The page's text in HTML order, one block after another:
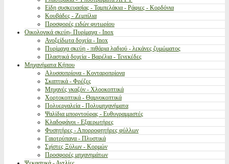
Είδη συσκευασίας - Ταμπελάκια - Ράφιες - Κορδόνια
Κουβάδες - Ζεμπίλια
Προσφορές ειδών φυτωρίου
Οικολογικά σκεύη- Πυρίμαχα - Inox
Ανοξείδωτα δοχεία - Inox
Πυρίμαχα σκεύη - πιθάρια λαδιού - λεκάνες ζυμώματος
Πλαστικά δοχεία - Βαρέλια - Τενεκέδες
Μηχανήματα Κήπου
Αλυσσοπρίονα - Κονταροπρίονα
Σκαπτικά - Φρέζες
Μηχανές γκαζόν - Χλοοκοπτικά
Χορτοκοπτικά - Θαμνοκοπτικά
Πολυεργαλεία - Πολυμηχανήματα
Ψαλίδια μπορντούρας - Ευθυγραμμιστές
Κλαδοφάγοι - Εξαερωτήρες
Φυσητήρες - Απορροφητήρες φύλλων
Γαιοτρύπανα - Πλυστικά
Σχίστες Ξύλων - Κορμών
Προσφορές μηχανημάτων